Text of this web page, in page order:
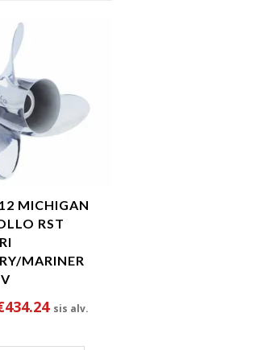
MICHIGAN
RST
MARINER
hinta oli: €472.00.
434.24Nykyinen hinta on: €434.24.
sis alv.